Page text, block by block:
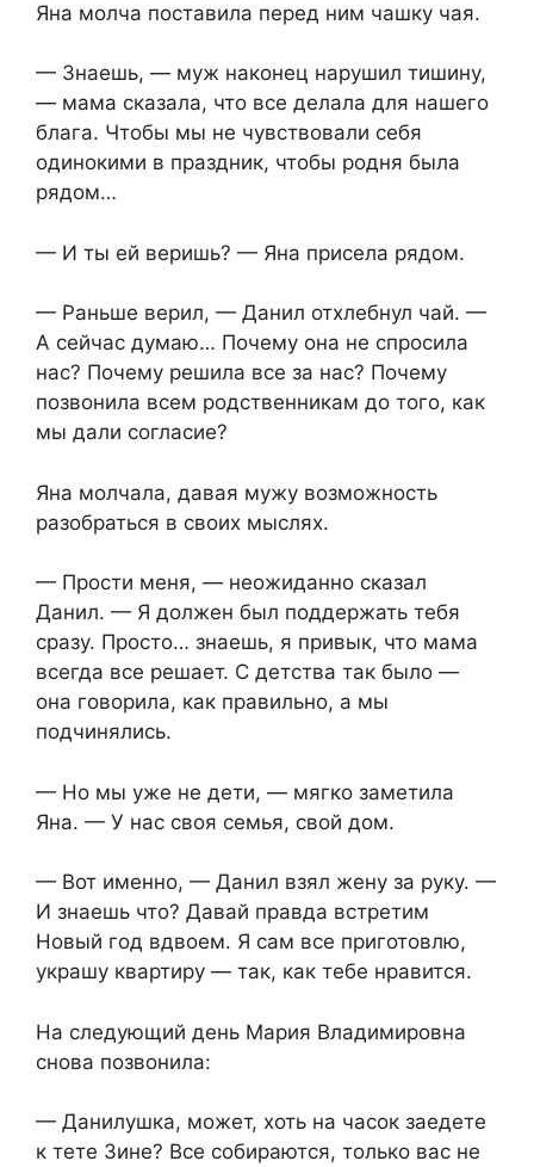
Яна молча поставила перед ним чашку чая.
— Знаешь, — муж наконец нарушил тишину,
— мама сказала, что все делала для нашего
блага. Чтобы мы не чувствовали себя
одинокими в праздник, чтобы родня была
рядом…
— И ты ей веришь? — Яна присела рядом.
— Раньше верил, — Данил отхлебнул чай. —
А сейчас думаю… Почему она не спросила
нас? Почему решила все за нас? Почему
позвонила всем родственникам до того, как
мы дали согласие?
Яна молчала, давая мужу возможность
разобраться в своих мыслях.
— Прости меня, — неожиданно сказал
Данил. — Я должен был поддержать тебя
сразу. Просто… знаешь, я привык, что мама
всегда все решает. С детства так было —
она говорила, как правильно, а мы
подчинялись.
— Но мы уже не дети, — мягко заметила
Яна. — У нас своя семья, свой дом.
— Вот именно, — Данил взял жену за руку. —
И знаешь что? Давай правда встретим
Новый год вдвоем. Я сам все приготовлю,
украшу квартиру — так, как тебе нравится.
На следующий день Мария Владимировна
снова позвонила:
— Данилушка, может, хоть на часок заедете
к тете Зине? Все собираются, только вас не